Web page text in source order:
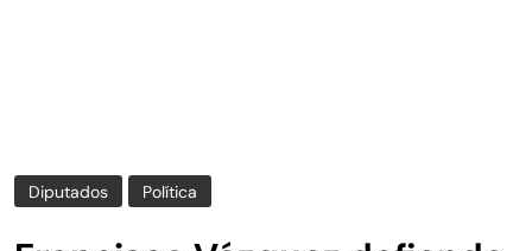
Diputados Política